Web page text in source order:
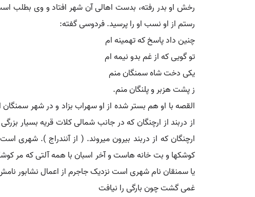
رخش او بدر رفته، بدست اهالی آن شهر افتاد و وی بطلب
رستم از او نسب او را پرسید. فردوسی گفته:
چنین داد پاسخ که تهمینه ام
تو گویی که از غم بدو نیمه ام
یکی دخت شاه سمنگان منم
ز پشت هزبر و پلنگان منم.
القصه با او هم بستر شده از او سهراب بزاد و در شهر سمنگان
از دربند از ارچنگان که در جانب شمالی کلات قریه بسیار
ارچنگان که از دربند بیرون میروند. ( از آنندراج ).
کوشکها و بت خانه هاست و آخر اسبان با همه آلتی که مر
یا سمنقان نام شهری است نزدیک جاجرم از اعمال نشابور
غمی گشت چون بارگی را نیافت